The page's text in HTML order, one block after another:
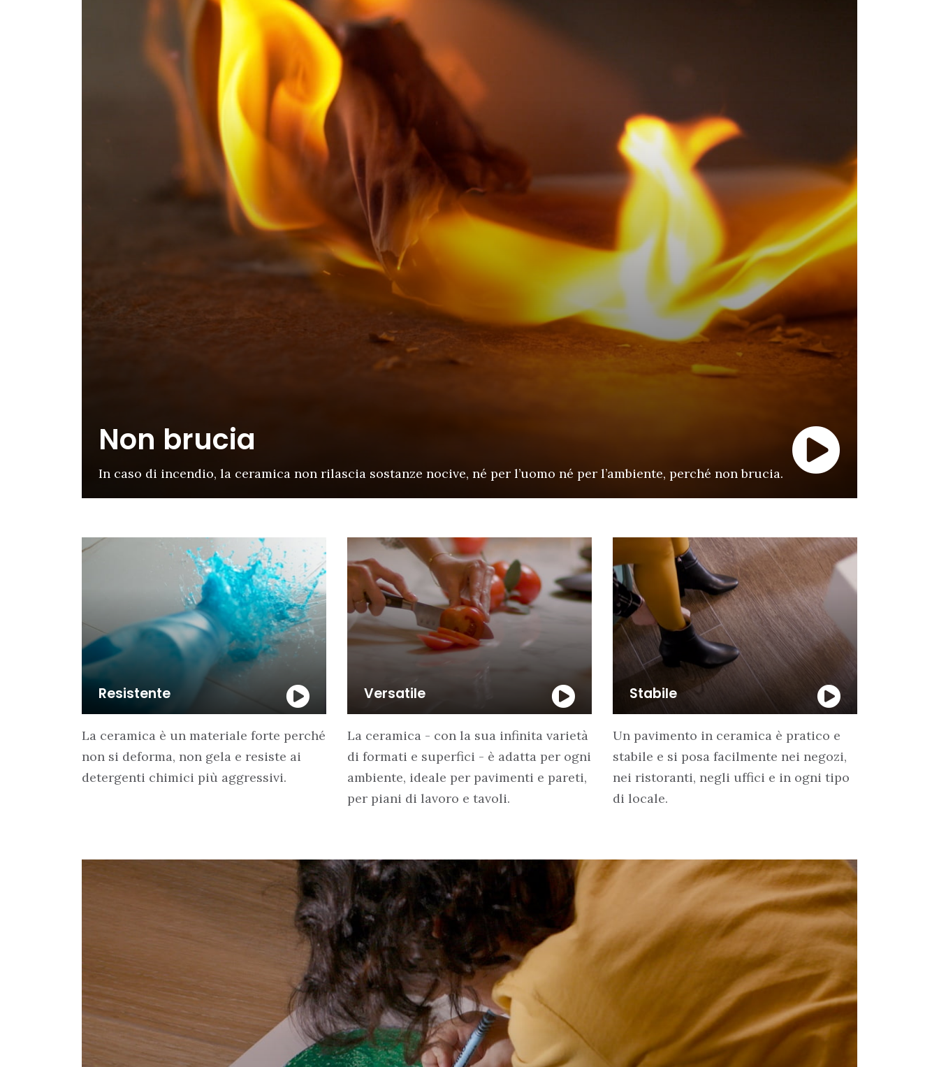
Non brucia
In caso di incendio, la ceramica non rilascia sostanze nocive, né per l’uomo né per l’ambiente, perché non brucia.
Resistente
La ceramica è un materiale forte perché
non si deforma, non gela e resiste ai
detergenti chimici più aggressivi.
Versatile
La ceramica - con la sua infinita varietà
di formati e superfici - è adatta per ogni
ambiente, ideale per pavimenti e pareti,
per piani di lavoro e tavoli.
Stabile
Un pavimento in ceramica è pratico e
stabile e si posa facilmente nei negozi,
nei ristoranti, negli uffici e in ogni tipo
di locale.